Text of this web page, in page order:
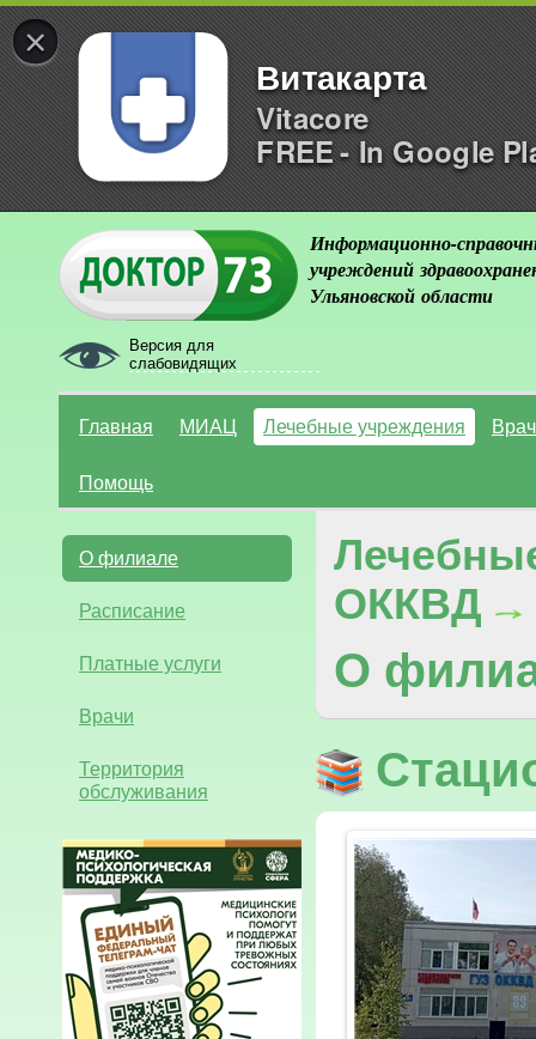
×
Витакарта
Vitacore
FREE - In Google
Версия для
слабовидящих
Информационно-
учреждений
Ульяновской области
Главная МИАЦ Лечебные учреждения
Помощь
О филиале
Расписание
Платные услуги
Врачи
Территория
обслуживания
ОККВД
О